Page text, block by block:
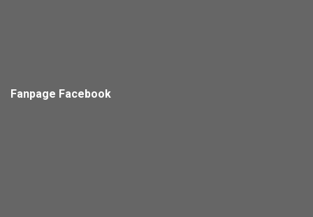
Fanpage Facebook